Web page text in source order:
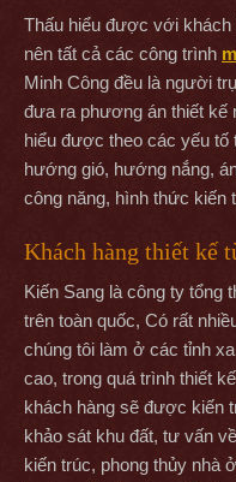
Thấu hiểu được với khách
nên tất cả các công trình
Minh Công đều là người
đưa ra phương án thiết kế
hiểu được theo các yếu tố
hướng gió, hướng nắng,
công năng, hình thức kiến
Khách hàng thiết kế
Kiến Sang là công ty tổng
trên toàn quốc, Có rất
chúng tôi làm ở các tỉnh
cao, trong quá trình thiết
khách hàng sẽ được kiến
khảo sát khu đất, tư vấn
kiến trúc, phong thủy nhà